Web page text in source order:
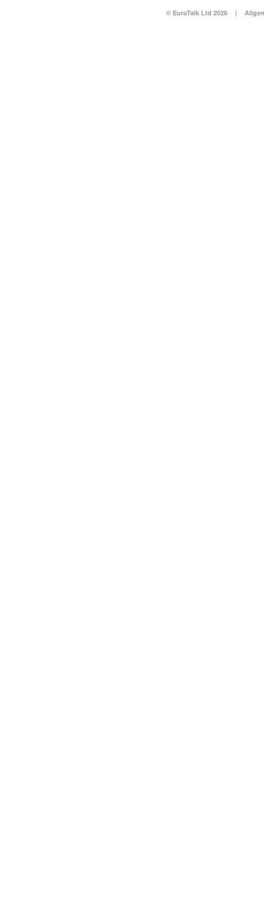
© EuroTalk Ltd 2026 |